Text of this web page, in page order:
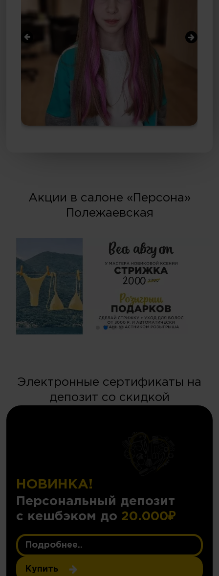
Акции в салоне «Персона»
Полежаевская
Электронные сертификаты на
депозит со скидкой
НОВИНКА!
Персональный депозит
с кешбэком до 20.000₽
Подробнее..
Купить